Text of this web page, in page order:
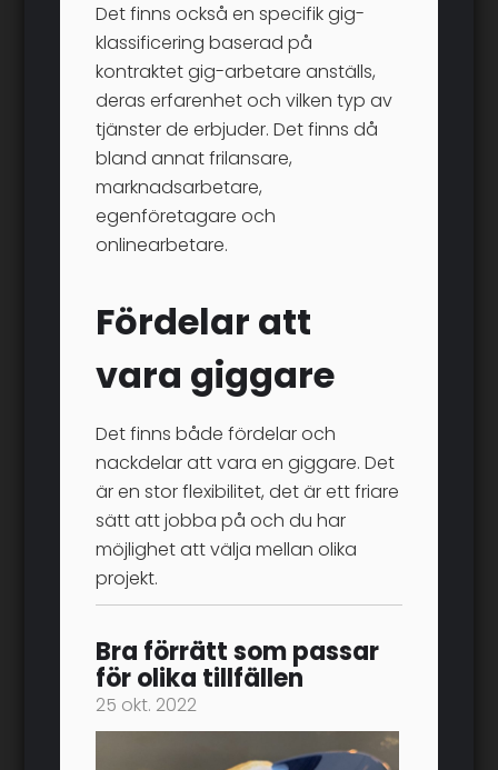
Det finns också en specifik gig-
klassificering baserad på
kontraktet gig-arbetare anställs,
deras erfarenhet och vilken typ av
tjänster de erbjuder. Det finns då
bland annat frilansare,
marknadsarbetare,
egenföretagare och
onlinearbetare.
Fördelar att
vara giggare
Det finns både fördelar och
nackdelar att vara en giggare. Det
är en stor flexibilitet, det är ett friare
sätt att jobba på och du har
möjlighet att välja mellan olika
projekt.
Bra förrätt som passar
för olika tillfällen
25 okt. 2022